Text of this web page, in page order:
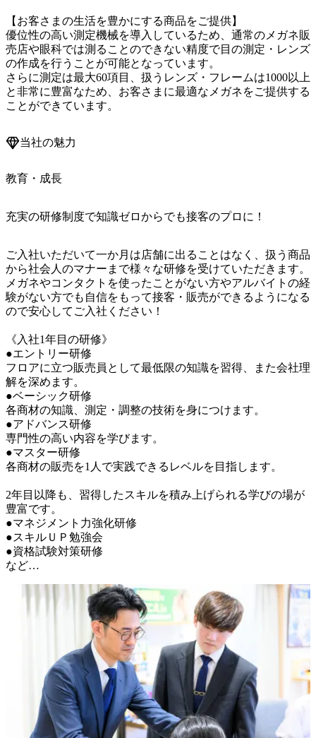
【お客さまの生活を豊かにする商品をご提供】
優位性の高い測定機械を導入しているため、通常のメガネ販
売店や眼科では測ることのできない精度で目の測定・レンズ
の作成を行うことが可能となっています。
さらに測定は最大60項目、扱うレンズ・フレームは1000以上
と非常に豊富なため、お客さまに最適なメガネをご提供する
ことができています。
当社の魅力
教育・成長
充実の研修制度で知識ゼロからでも接客のプロに！
ご入社いただいて一か月は店舗に出ることはなく、扱う商品
から社会人のマナーまで様々な研修を受けていただきます。
メガネやコンタクトを使ったことがない方やアルバイトの経
験がない方でも自信をもって接客・販売ができるようになる
ので安心してご入社ください！
《入社1年目の研修》
●エントリー研修
フロアに立つ販売員として最低限の知識を習得、また会社理
解を深めます。
●ベーシック研修
各商材の知識、測定・調整の技術を身につけます。
●アドバンス研修
専門性の高い内容を学びます。
●マスター研修
各商材の販売を1人で実践できるレベルを目指します。
2年目以降も、習得したスキルを積み上げられる学びの場が
豊富です。
●マネジメント力強化研修
●スキルＵＰ勉強会
●資格試験対策研修
など…